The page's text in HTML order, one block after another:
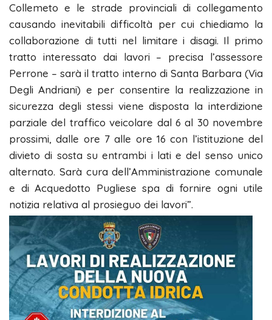
Collemeto e le strade provinciali di collegamento
causando inevitabili difficoltà per cui chiediamo la
collaborazione di tutti nel limitare i disagi. Il primo
tratto interessato dai lavori – precisa l’assessore
Perrone – sarà il tratto interno di Santa Barbara (Via
Degli Andriani) e per consentire la realizzazione in
sicurezza degli stessi viene disposta la interdizione
parziale del traffico veicolare dal 6 al 30 novembre
prossimi, dalle ore 7 alle ore 16 con l’istituzione del
divieto di sosta su entrambi i lati e del senso unico
alternato. Sarà cura dell’Amministrazione comunale
e di Acquedotto Pugliese spa di fornire ogni utile
notizia relativa al prosieguo dei lavori”.